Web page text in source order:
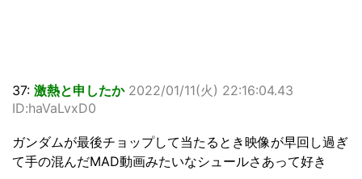
37: 激熱と申したか 2022/01/11(火) 22:16:04.43
ID:haVaLvxD0
ガンダムが最後チョップして当たるとき映像が早回し過ぎ
て手の混んだMAD動画みたいなシュールさあって好き